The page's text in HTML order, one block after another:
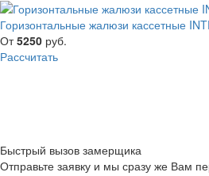
Горизонтальные жалюзи кассетные
От5250 руб.
Рассчитать
Быстрый вызов замерщика
Отправьте заявку и мы сразу же Вам